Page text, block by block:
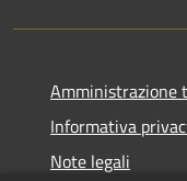
Amministrazione
Informativa
Note legali